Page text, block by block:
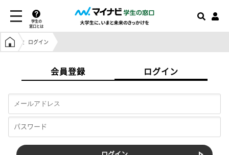
学生の
窓口とは
学生の窓口トップ
ログイン
会員登録 ログイン